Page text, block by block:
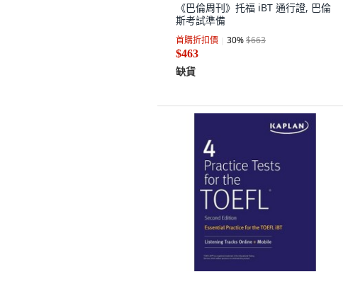
《巴倫周刊》托福 iBT 通行證, 巴倫
斯考試準備
首購折扣價 30%$663
$463
缺貨